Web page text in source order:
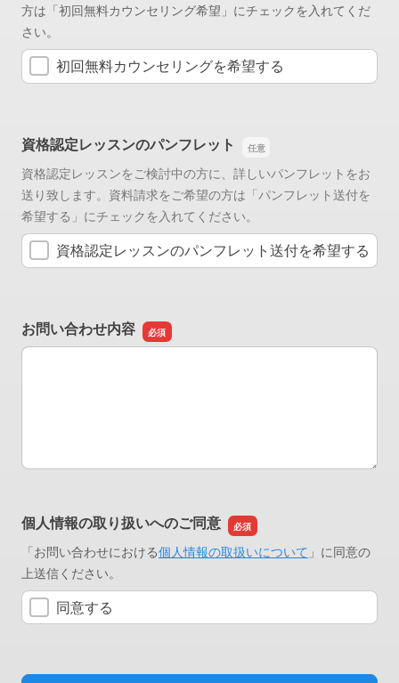
方は「初回無料カウンセリング希望」にチェックを入れてくだ
さい。
初回無料カウンセリングを希望する
資格認定レッスンのパンフレット
資格認定レッスンをご検討中の方に、詳しいパンフレットをお
送り致します。資料請求をご希望の方は「パンフレット送付を
希望する」にチェックを入れてください。
資格認定レッスンのパンフレット送付を希望する
お問い合わせ内容
お問い合わせ内容
個人情報の取り扱いへのご同意
「お問い合わせにおける個人情報の取扱いについて 」に同意の
上送信ください。
同意する